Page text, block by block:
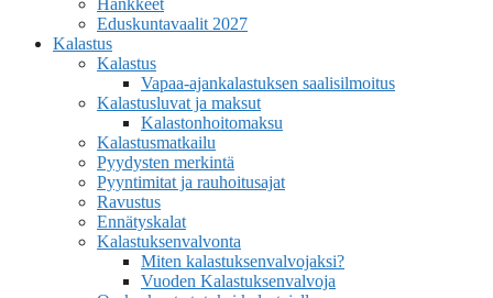
Hankkeet
Eduskuntavaalit 2027
Kalastus
Kalastus
Vapaa-ajankalastuksen saalisilmoitus
Kalastusluvat ja maksut
Kalastonhoitomaksu
Kalastusmatkailu
Pyydysten merkintä
Pyyntimitat ja rauhoitusajat
Ravustus
Ennätyskalat
Kalastuksenvalvonta
Miten kalastuksenvalvojaksi?
Vuoden Kalastuksenvalvoja